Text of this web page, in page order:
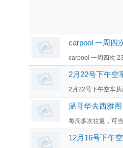
carpool 一周四
carpool 一周四次
2月22号下午空
2月22号下午空车
温哥华去西雅
每周多次往返，可
12月16号下午